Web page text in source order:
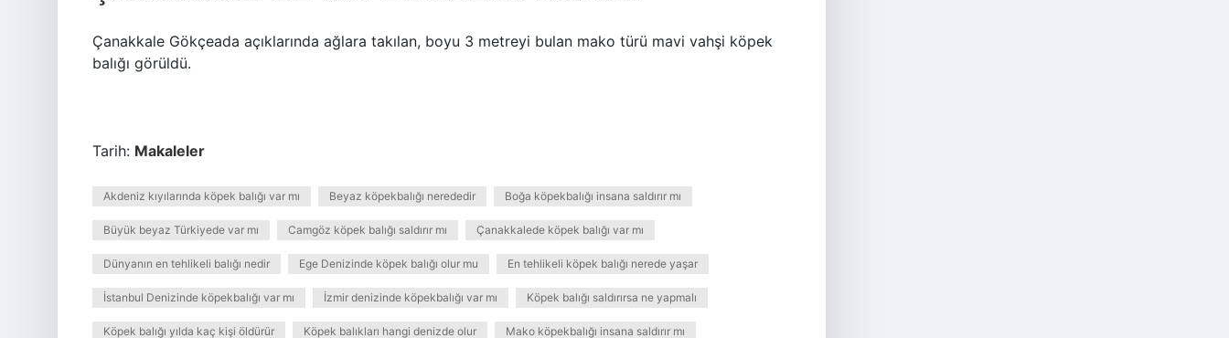
Çanakkale Gökçeada açıklarında ağlara takılan, boyu 3 metreyi bulan mako türü mavi vahşi köpek
balığı görüldü.
Tarih: Makaleler
Akdeniz kıyılarında köpek balığı var mı Beyaz köpekbalığı nerededir Boğa köpekbalığı insana saldırır mı
Büyük beyaz Türkiyede var mı Camgöz köpek balığı saldırır mı Çanakkalede köpek balığı var mı
Dünyanın en tehlikeli balığı nedir Ege Denizinde köpek balığı olur mu En tehlikeli köpek balığı nerede yaşar
İstanbul Denizinde köpekbalığı var mı İzmir denizinde köpekbalığı var mı Köpek balığı saldırırsa ne yapmalı
Köpek balığı yılda kaç kişi öldürür Köpek balıkları hangi denizde olur Mako köpekbalığı insana saldırır mı